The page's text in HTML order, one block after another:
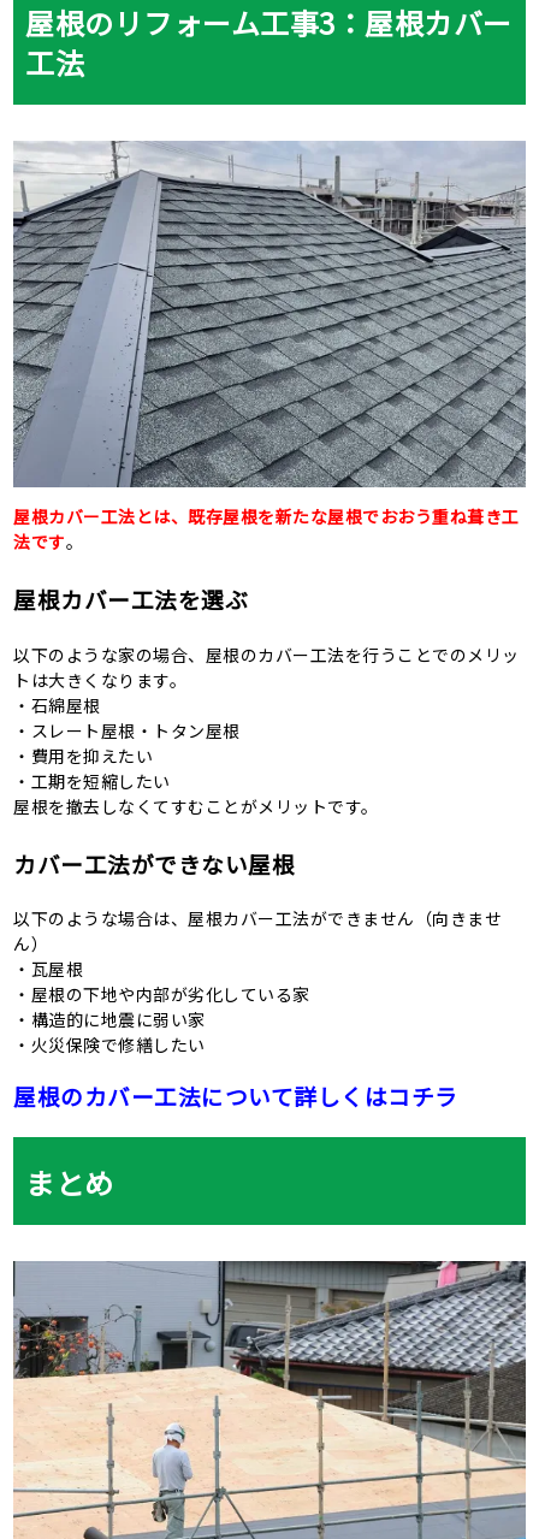
屋根のリフォーム工事3 ：屋根カバー
工法
屋根カバー工法とは、既存屋根を新たな屋根でおおう重ね葺き工
法です。
屋根カバー工法を選ぶ
以下のような家の場合、屋根のカバー工法を行うことでのメリッ
トは大きくなります。
・石綿屋根
・スレート屋根・トタン屋根
・費用を抑えたい
・工期を短縮したい
屋根を撤去しなくてすむことがメリットです。
カバー工法ができない屋根
以下のような場合は、屋根カバー工法ができません（向きませ
ん）
・瓦屋根
・屋根の下地や内部が劣化している家
・構造的に地震に弱い家
・火災保険で修繕したい
屋根のカバー工法について詳しくはコチラ
まとめ